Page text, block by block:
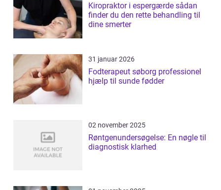
Kiropraktor i espergærde sådan
finder du den rette behandling til
dine smerter
31 januar 2026
Fodterapeut søborg professionel
hjælp til sunde fødder
02 november 2025
Røntgenundersøgelse: En nøgle til
diagnostisk klarhed